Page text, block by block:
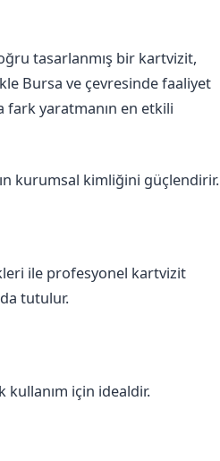
tasarlanmış bir kartvizit,
Bursa ve çevresinde faaliyet
fark yaratmanın en etkili
kurumsal kimliğini güçlendirir.
ile profesyonel kartvizit
tutulur.
için idealdir.